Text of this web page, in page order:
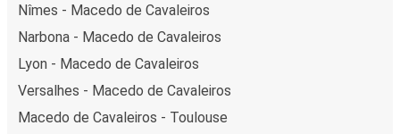
Nîmes - Macedo de Cavaleiros
Narbona - Macedo de Cavaleiros
Lyon - Macedo de Cavaleiros
Versalhes - Macedo de Cavaleiros
Macedo de Cavaleiros - Toulouse